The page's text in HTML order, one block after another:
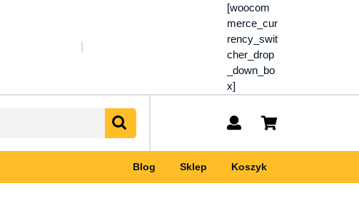
[woocom
merce_cur
rency_swit
cher_drop
_down_bo
x]
My
Blog Sklep Koszyk